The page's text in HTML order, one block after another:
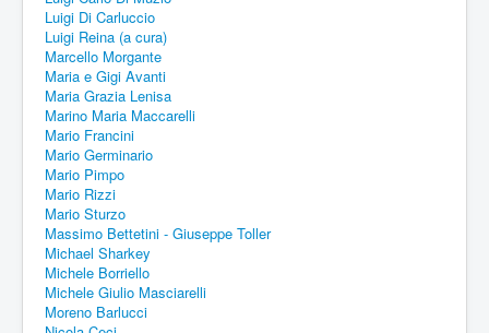
Luigi Di Carluccio
Luigi Reina (a cura)
Marcello Morgante
Maria e Gigi Avanti
Maria Grazia Lenisa
Marino Maria Maccarelli
Mario Francini
Mario Germinario
Mario Pimpo
Mario Rizzi
Mario Sturzo
Massimo Bettetini - Giuseppe Toller
Michael Sharkey
Michele Borriello
Michele Giulio Masciarelli
Moreno Barlucci